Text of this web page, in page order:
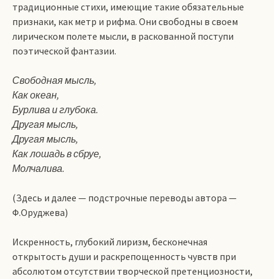
традиционные стихи, имеющие такие обязательные
признаки, как метр и рифма. Они свободны в своем
лирическом полете мысли, в раскованной поступи
поэтической фантазии.
Свободная мысль,
Как океан,
Бурлива и глубока.
Другая мысль,
Другая мысль,
Как лошадь в сбруе,
Молчалива.
(Здесь и далее — подстрочные переводы автора —
Ф.Оруджева)
Искренность, глубокий лиризм, бесконечная
открытость души и раскрепощенность чувств при
абсолютом отсутствии творческой претенциозности,